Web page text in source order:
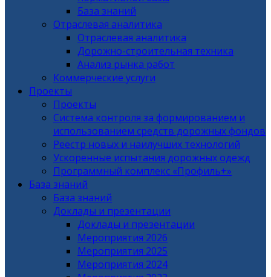
База знаний
Отраслевая аналитика
Отраслевая аналитика
Дорожно-строительная техника
Анализ рынка работ
Коммерческие услуги
Проекты
Проекты
Система контроля за формированием и
использованием средств дорожных фондов
Реестр новых и наилучших технологий
Ускоренные испытания дорожных одежд
Программный комплекс «Профиль+»
База знаний
База знаний
Доклады и презентации
Доклады и презентации
Мероприятия 2026
Мероприятия 2025
Мероприятия 2024